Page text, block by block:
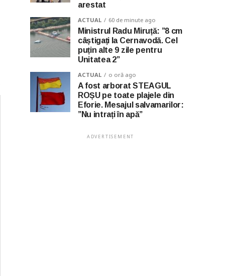
arestat
ACTUAL 60 de minute ago
Ministrul Radu Miruță: ”8 cm
câștigați la Cernavodă. Cel
puțin alte 9 zile pentru
Unitatea 2”
ACTUAL o oră ago
A fost arborat STEAGUL
ROȘU pe toate plajele din
Eforie. Mesajul salvamarilor:
”Nu intrați în apă”
ADVERTISEMENT